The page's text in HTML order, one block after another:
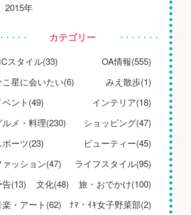
2015年
カテゴリー
スタイル(33)
OA情報(555)
こ星に会いたい(6)
みえ散歩(1)
ベント(49)
インテリア(18)
ルメ・料理(230)
ショッピング(47)
ポーツ(23)
ビューティー(45)
ァッション(47)
ライフスタイル(95)
告(13)
文化(48)
旅・おでかけ(100)
楽・アート(62)
ﾅﾏ・ｲｷ女子野菜部(2)